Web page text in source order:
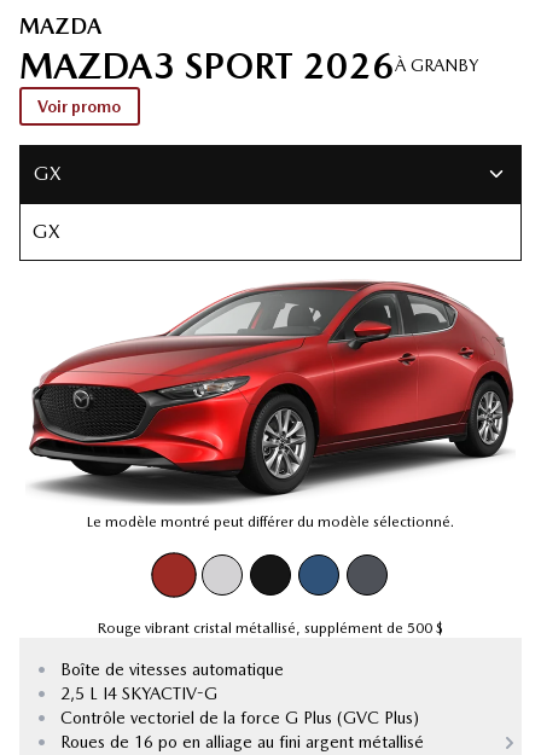
MAZDA
MAZDA3 SPORT 2026À GRANBY
Voir promo
GX
GX
•
Boîte de vitesses automatique
•
2,5 L I4 SKYACTIV-G
•
Contrôle vectoriel de la force G Plus (GVC Plus)
•
Roues de 16 po en alliage au fini argent métallisé
Le modèle montré peut différer du modèle sélectionné.
Rouge vibrant cristal métallisé, supplément de 500 $